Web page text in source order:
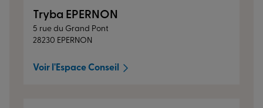
Tryba EPERNON
5 rue du Grand Pont
28230 EPERNON
Voir l'Espace Conseil